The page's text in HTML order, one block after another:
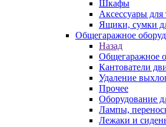
Шкафы
Аксессуары для
Ящики, сумки
Общегаражное
Назад
Общегаражное
Кантователи
Удаление
Прочее
Оборудование
Лампы,
Лежаки и